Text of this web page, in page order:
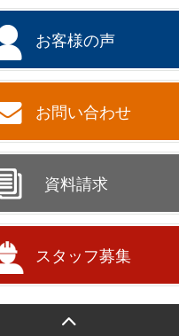
お客様の声
お問い合わせ
資料請求
スタッフ募集